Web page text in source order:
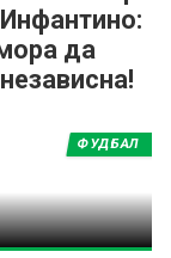
да
ФУДБАЛ